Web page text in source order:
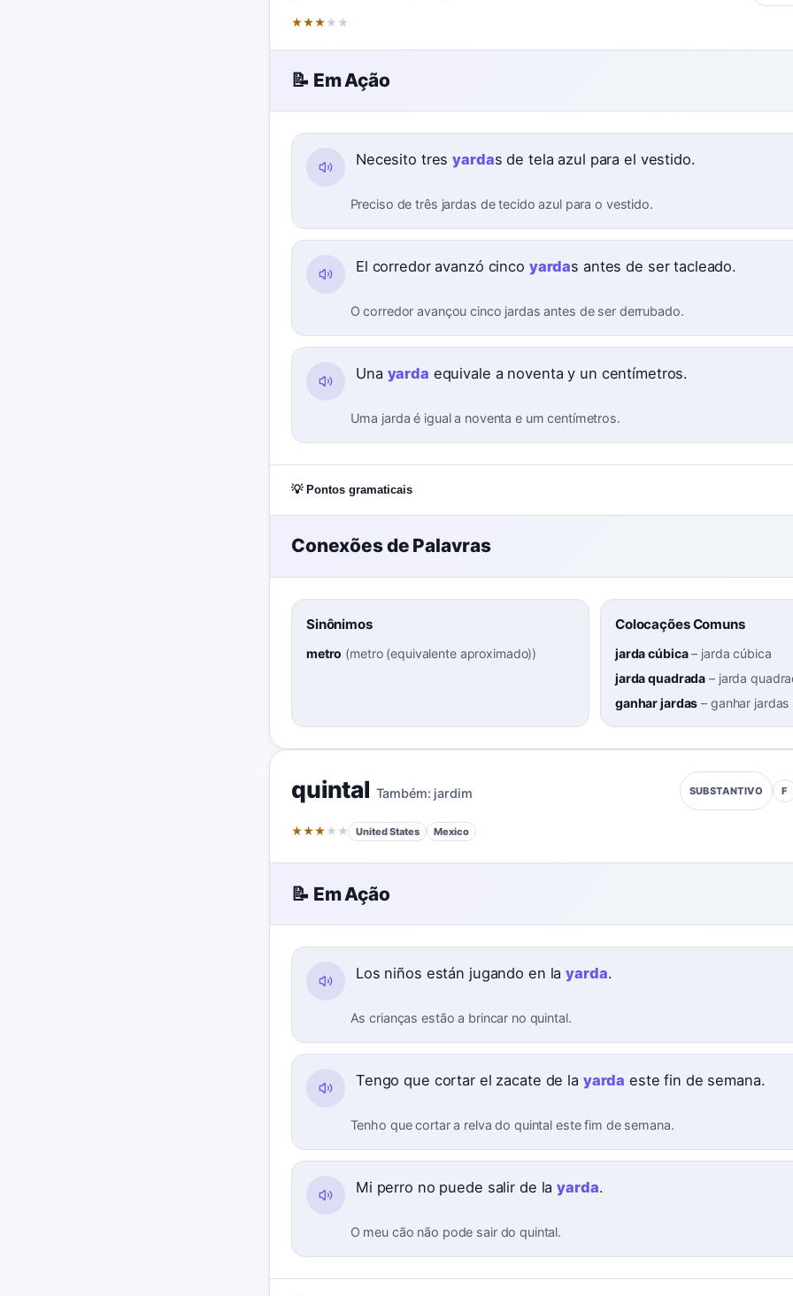
★★★ ★ ★
📝 Em Ação
Necesito tresyardas de tela azul para el vestido.
Preciso de três jardas de tecido azul para o vestido.
El corredor avanzó cinco yardas antes de ser tacleado.
O corredor avançou cinco jardas antes de ser derrubado.
Una yarda equivale a noventa y un centímetros.
Uma jarda é igual a noventa e um centímetros.
💡 Pontos gramaticais
Conexões de Palavras
Sinônimos
metro (metro (equivalente aproximado))
Colocações Comuns
jarda cúbica– jarda cúbica
jarda quadrada – jarda
ganhar jardas – ganhar
quintal Também: jardim SUBSTANTIVO F
★★★ ★ ★ United States Mexico
📝 Em Ação
Los niños están jugando en layarda.
As crianças estão a brincar no quintal.
Tengo que cortar el zacate de la yarda este fin de semana.
Tenho que cortar a relva do quintal este fim de semana.
Mi perro no puede salir de layarda.
O meu cão não pode sair do quintal.